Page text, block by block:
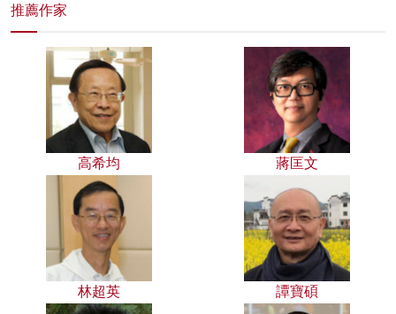
推薦作家
高希均 蔣匡文
林超英 譚寶碩